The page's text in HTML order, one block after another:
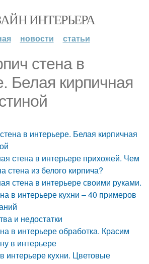
ИНТЕРЬЕРА
новости статьи
стена в
Белая кирпичная
в интерьере. Белая кирпичная
стена в интерьере прихожей. Чем
стена из белого кирпича?
стена в интерьере своими руками.
в интерьере кухни – 40 примеров
и недостатки
в интерьере обработка. Красим
в интерьере
интерьере кухни. Цветовые